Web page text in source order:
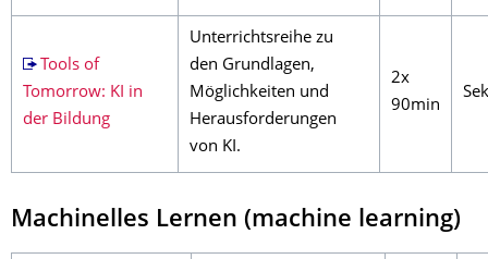
Tools of
Tomorrow: KI in
der Bildung
Unterrichtsreihe zu
den Grundlagen,
Möglichkeiten und
Herausforderungen
von KI.
2x
90min
Machinelles Lernen (machine learning)